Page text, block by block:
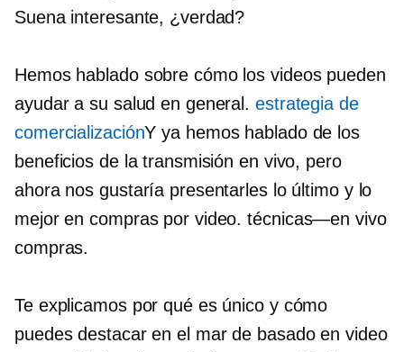
Suena interesante, ¿verdad?
Hemos hablado sobre cómo los videos pueden
ayudar a su salud en general. estrategia de
comercializaciónY ya hemos hablado de los
beneficios de la transmisión en vivo, pero
ahora nos gustaría presentarles lo último y lo
mejor en compras por video.técnicas—en vivo
compras.
Te explicamos por qué es único y cómo
puedes destacar en el mar de basado en video